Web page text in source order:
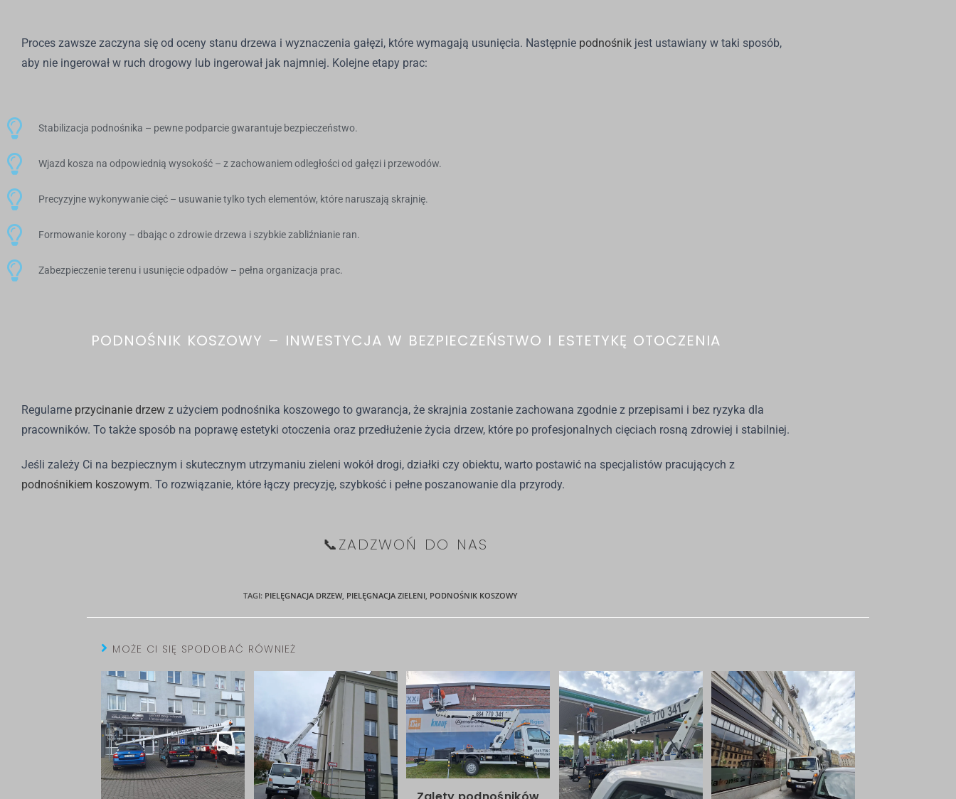
Proces zawsze zaczyna się od oceny stanu drzewa i wyznaczenia gałęzi, które wymagają usunięcia. Następnie podnośnik jest ustawiany w taki sposób,
aby nie ingerował w ruch drogowy lub ingerował jak najmniej. Kolejne etapy prac:
Stabilizacja podnośnika – pewne podparcie gwarantuje bezpieczeństwo.
Wjazd kosza na odpowiednią wysokość – z zachowaniem odległości od gałęzi i przewodów.
Precyzyjne wykonywanie cięć – usuwanie tylko tych elementów, które naruszają skrajnię.
Formowanie korony – dbając o zdrowie drzewa i szybkie zabliźnianie ran.
Zabezpieczenie terenu i usunięcie odpadów – pełna organizacja prac.
PODNOŚNIK KOSZOWY – INWESTYCJA W BEZPIECZEŃSTWO I ESTETYKĘ OTOCZENIA
Regularne przycinanie drzew z użyciem podnośnika koszowego to gwarancja, że skrajnia zostanie zachowana zgodnie z przepisami i bez ryzyka dla
pracowników. To także sposób na poprawę estetyki otoczenia oraz przedłużenie życia drzew, które po profesjonalnych cięciach rosną zdrowiej i stabilniej.
Jeśli zależy Ci na bezpiecznym i skutecznym utrzymaniu zieleni wokół drogi, działki czy obiektu, warto postawić na specjalistów pracujących z
podnośnikiem koszowym. To rozwiązanie, które łączy precyzję, szybkość i pełne poszanowanie dla przyrody.
📞ZADZWOŃ DO NAS
TAGI: PIELĘGNACJA DRZEW, PIELĘGNACJA ZIELENI PODNOŚNIK KOSZOWY
MOŻE CI SIĘ SPODOBAĆ RÓWNIEŻ